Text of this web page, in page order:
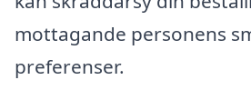
mottagande personens
preferenser.